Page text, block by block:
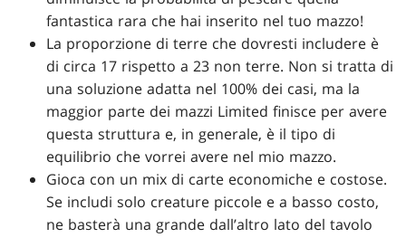
fantastica rara che hai inserito nel tuo mazzo!
La proporzione di terre che dovresti includere è
di circa 17 rispetto a 23 non terre. Non si tratta di
una soluzione adatta nel 100% dei casi, ma la
maggior parte dei mazzi Limited finisce per avere
questa struttura e, in generale, è il tipo di
equilibrio che vorrei avere nel mio mazzo.
Gioca con un mix di carte economiche e costose.
Se includi solo creature piccole e a basso costo,
ne basterà una grande dall’altro lato del tavolo